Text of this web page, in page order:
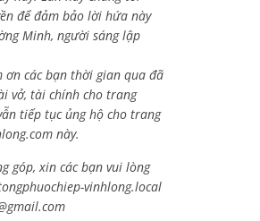
để đảm bảo lời hứa này
Minh, người sáng lập
ơn các bạn thời gian qua đã
vở, tài chính cho trang
tiếp tục ủng hộ cho trang
này.
góp, xin các bạn vui lòng
vinhlong.local